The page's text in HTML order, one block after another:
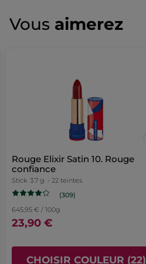
★★★★★
★★★★★
Aucune
de
Vous aimerez
Rouge Elixir Satin 10. Rouge
confiance
Stick 3.7 g - 22 teintes
(309)
645,95 € / 100g
23,90 €
CHOISIR COULEUR (22)